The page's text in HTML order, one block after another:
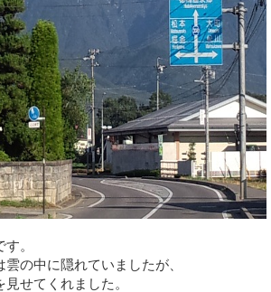
。
の中に隠れていましたが、
せてくれました。